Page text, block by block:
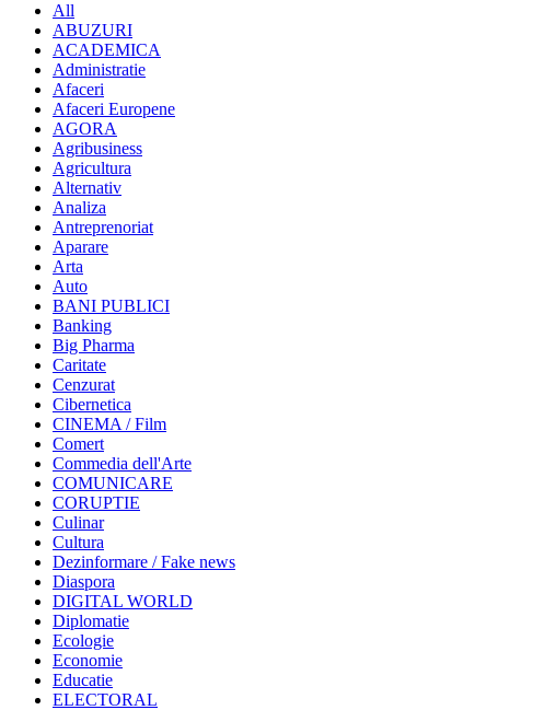
All
ABUZURI
ACADEMICA
Administratie
Afaceri
Afaceri Europene
AGORA
Agribusiness
Agricultura
Alternativ
Analiza
Antreprenoriat
Aparare
Arta
Auto
BANI PUBLICI
Banking
Big Pharma
Caritate
Cenzurat
Cibernetica
CINEMA / Film
Comert
Commedia dell'Arte
COMUNICARE
CORUPTIE
Culinar
Cultura
Dezinformare / Fake news
Diaspora
DIGITAL WORLD
Diplomatie
Ecologie
Economie
Educatie
ELECTORAL